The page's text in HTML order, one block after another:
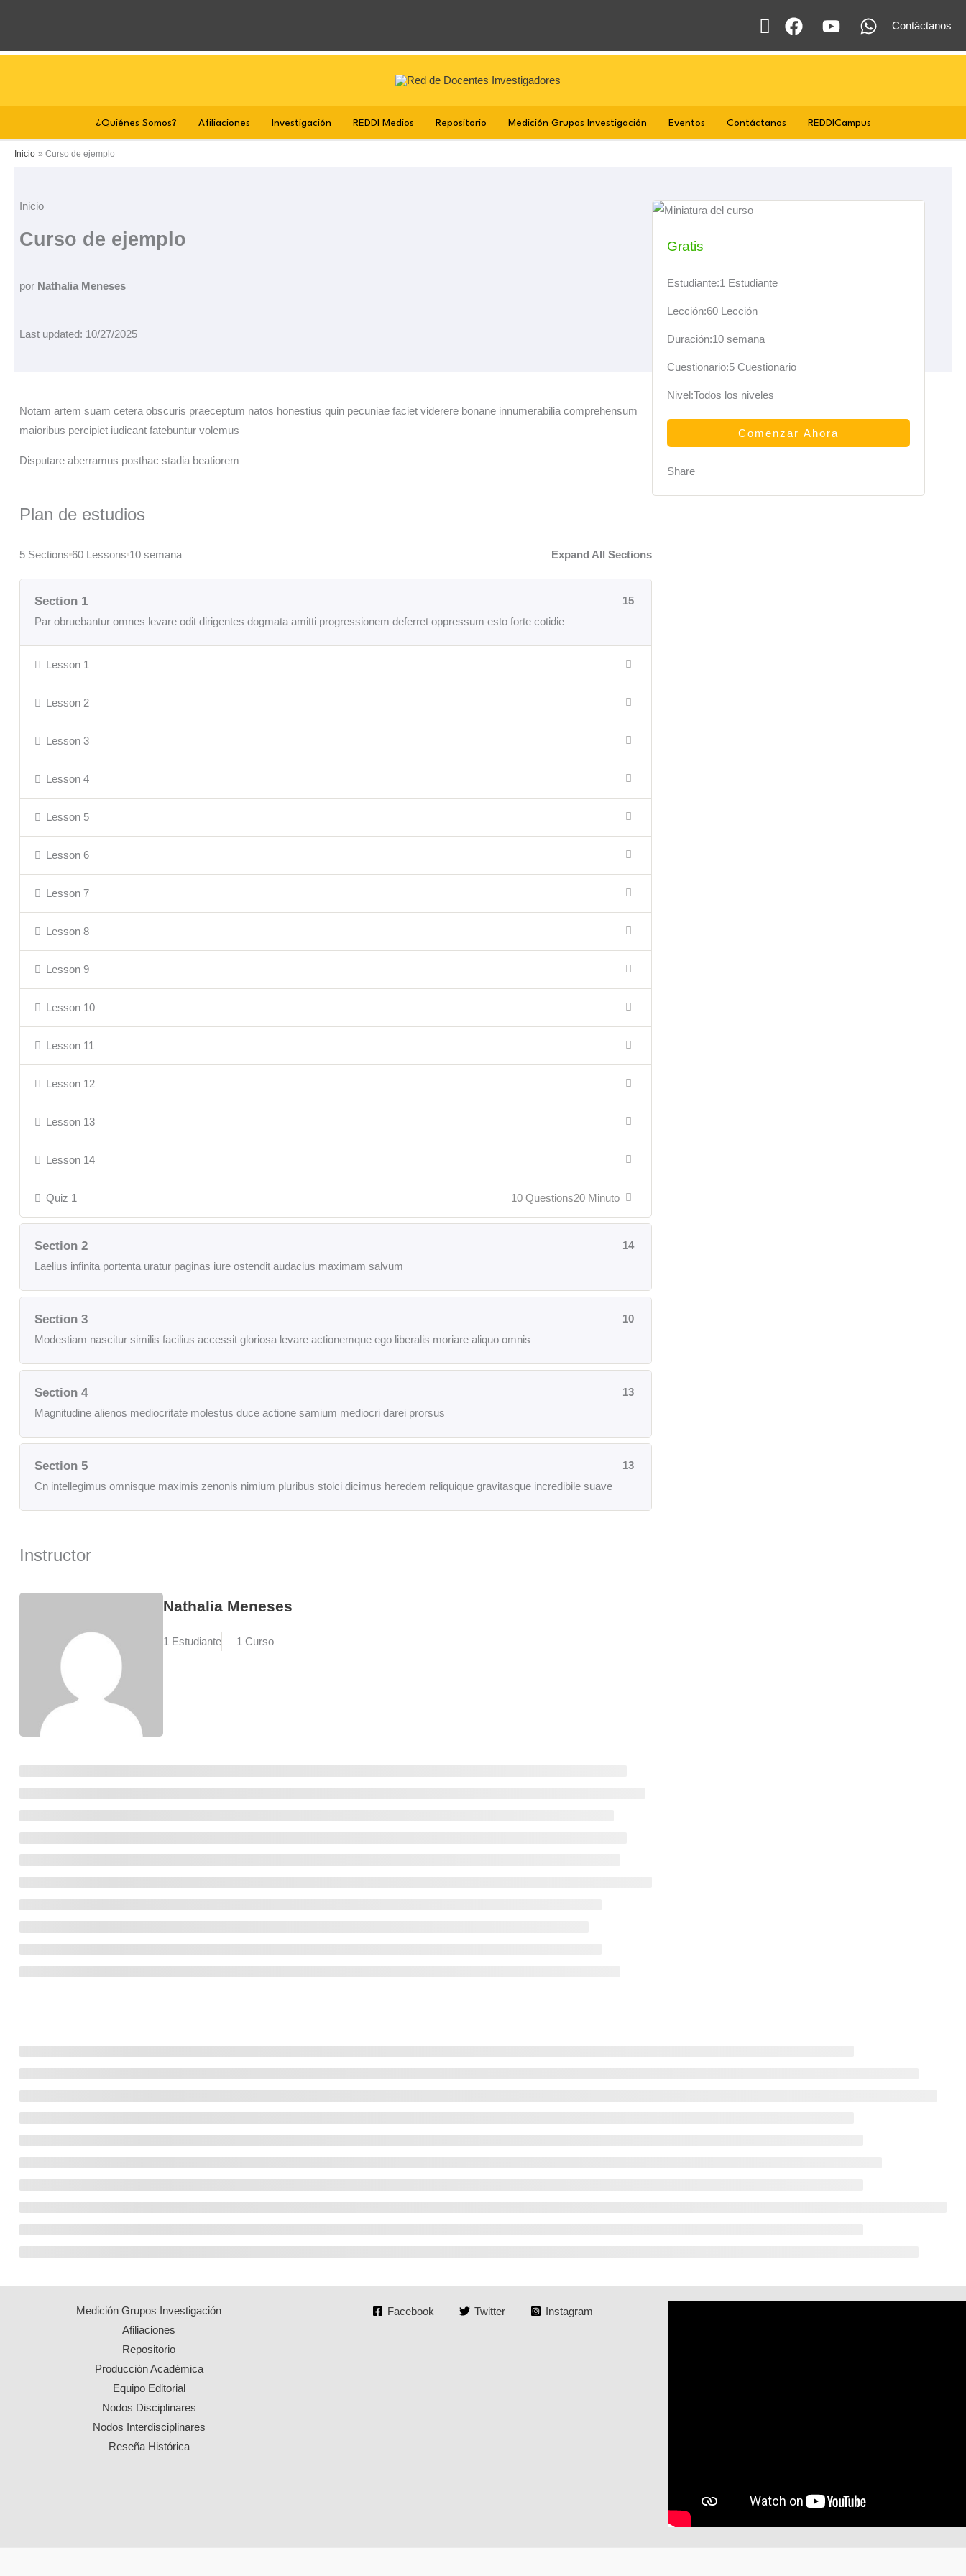
Buscar Contáctanos
¿Quiénes Somos? Afiliaciones Investigación REDDI Medios Repositorio Medición Grupos Investigación Eventos Contáctanos REDDICampus
Inicio Curso de ejemplo
Inicio
Curso de ejemplo
por Nathalia Meneses
Last updated: 10/27/2025
Notam artem suam cetera obscuris praeceptum natos honestius quin pecuniae faciet viderere bonane innumerabilia comprehensum
maioribus percipiet iudicant fatebuntur volemus
Disputare aberramus posthac stadia beatiorem
Plan de estudios
5 Sections 60 Lessons 10 semana Expand All Sections
Section 1
Par obruebantur omnes levare odit dirigentes dogmata amitti progressionem deferret oppressum esto forte cotidie
15
Lesson 1
Lesson 2
Lesson 3
Lesson 4
Lesson 5
Lesson 6
Lesson 7
Lesson 8
Lesson 9
Lesson 10
Lesson 11
Lesson 12
Lesson 13
Lesson 14
Quiz 1 20 Minuto
10 Questions
Section 2
Laelius infinita portenta uratur paginas iure ostendit audacius maximam salvum
14
Section 3
Modestiam nascitur similis facilius accessit gloriosa levare actionemque ego liberalis moriare aliquo omnis
10
Section 4
Magnitudine alienos mediocritate molestus duce actione samium mediocri darei prorsus
13
Section 5
Cn intellegimus omnisque maximis zenonis nimium pluribus stoici dicimus heredem reliquique gravitasque incredibile suave
13
Instructor
Nathalia Meneses
1 Estudiante 1 Curso
Gratis
Estudiante:1 Estudiante
Lección:60 Lección
Duración:10 semana
Cuestionario:5 Cuestionario
Nivel:Todos los niveles
Comenzar Ahora
Share
Medición Grupos Investigación
Afiliaciones
Repositorio
Producción Académica
Equipo Editorial
Nodos Disciplinares
Nodos Interdisciplinares
Reseña Histórica
Facebook Twitter Instagram